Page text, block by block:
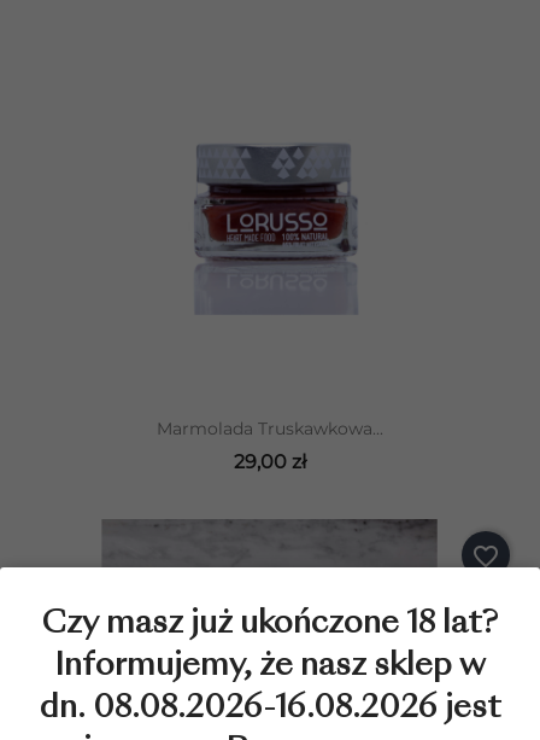
Marmolada Truskawkowa...
29,00 zł
favorite_border
Czy masz już ukończone 18 lat?
Informujemy, że nasz sklep w
dn. 08.08.2026-16.08.2026 jest